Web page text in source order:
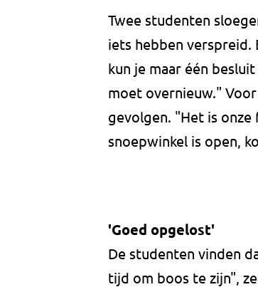
Twee studenten
iets hebben
kun je maar één
moet overnieuw."
gevolgen. "Het is
snoepwinkel is open,
'Goed opgelost'
De studenten vinden
tijd om boos te zijn",